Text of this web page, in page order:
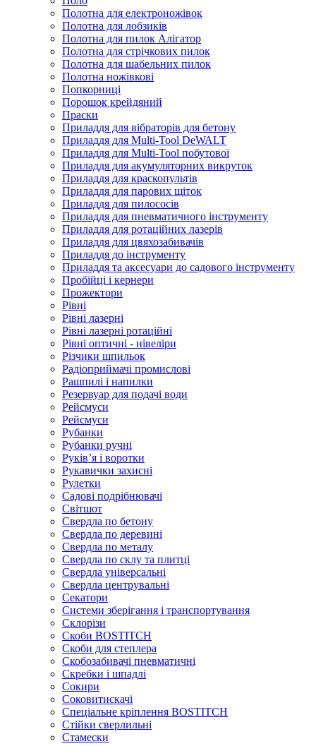
Полотна для електроножівок
Полотна для лобзиків
Полотна для пилок Алігатор
Полотна для стрічкових пилок
Полотна для шабельних пилок
Полотна ножівкові
Попкорниці
Порошок крейдяний
Праски
Приладдя для вібраторів для бетону
Приладдя для Multi-Tool DeWALT
Приладдя для Multi-Tool побутової
Приладдя для акумуляторних викруток
Приладдя для краскопультів
Приладдя для парових щіток
Приладдя для пилососів
Приладдя для пневматичного інструменту
Приладдя для ротаційних лазерів
Приладдя для цвяхозабивачів
Приладдя до інструменту
Приладдя та аксесуари до садового інструменту
Пробійці і кернери
Прожектори
Рівні
Рівні лазерні
Рівні лазерні ротаційні
Рівні оптичні - нівеліри
Різчики шпильок
Радіоприймачі промислові
Рашпилі і напилки
Резервуар для подачі води
Рейсмуси
Рейсмуси
Рубанки
Рубанки ручні
Руківʼя і воротки
Рукавички захисні
Рулетки
Садові подрібнювачі
Світшот
Свердла по бетону
Свердла по деревині
Свердла по металу
Свердла по склу та плитці
Свердла універсальні
Свердла центрувальні
Секатори
Системи зберігання і транспортування
Склорізи
Скоби BOSTITCH
Скоби для степлера
Скобозабивачі пневматичні
Скребки і шпадлі
Сокири
Соковитискачі
Спеціальне кріплення BOSTITCH
Стійки сверлильні
Стамески